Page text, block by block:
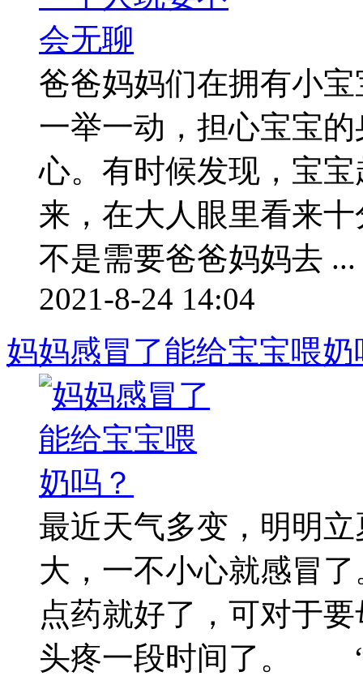
爸爸妈妈们在拥有小
一举一动，担心宝宝
心。有时候发现，宝
来，在大人眼里看来
不是需要爸爸妈妈去 ...
2021-8-24 14:04
妈妈感冒了能给宝宝喂奶
最近天气多变，明明
大，一不小心就感冒
点药就好了，可对于
头疼一段时间了。 “